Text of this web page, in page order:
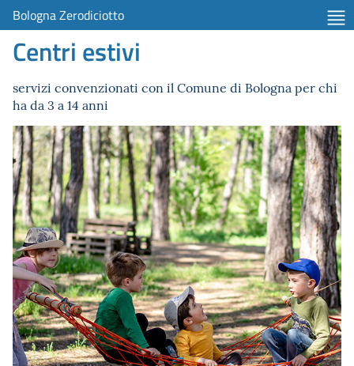
Bologna Zerodiciotto
Centri estivi
servizi convenzionati con il Comune di Bologna per chi
ha da 3 a 14 anni